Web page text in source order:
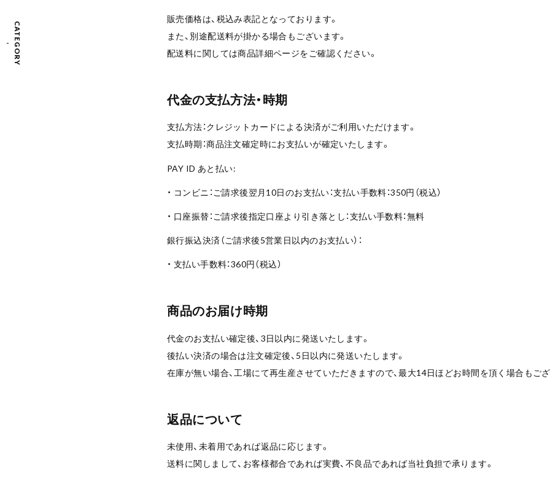
CATEGORY
販売価格は、税込み表記となっております。
また、別途配送料が掛かる場合もございます。
配送料に関しては商品詳細ページをご確認ください。
代金の支払方法・時期
支払方法：クレジットカードによる決済がご利用いただけます。
支払時期：商品注文確定時にお支払いが確定いたします。
PAY ID あと払い:
・ コンビニ：ご請求後翌月10日のお支払い：支払い手数料：350円（税込）
・ 口座振替：ご請求後指定口座より引き落とし：支払い手数料：無料
銀行振込決済（ご請求後5営業日以内のお支払い）：
・ 支払い手数料：360円（税込）
商品のお届け時期
代金のお支払い確定後、3日以内に発送いたします。
後払い決済の場合は注文確定後、5日以内に発送いたします。
在庫が無い場合、工場にて再生産させていただきますので、最大14日ほどお時間を頂く場合もござ
返品について
未使用、未着用であれば返品に応じます。
送料に関しまして、お客様都合であれば実費、不良品であれば当社負担で承ります。